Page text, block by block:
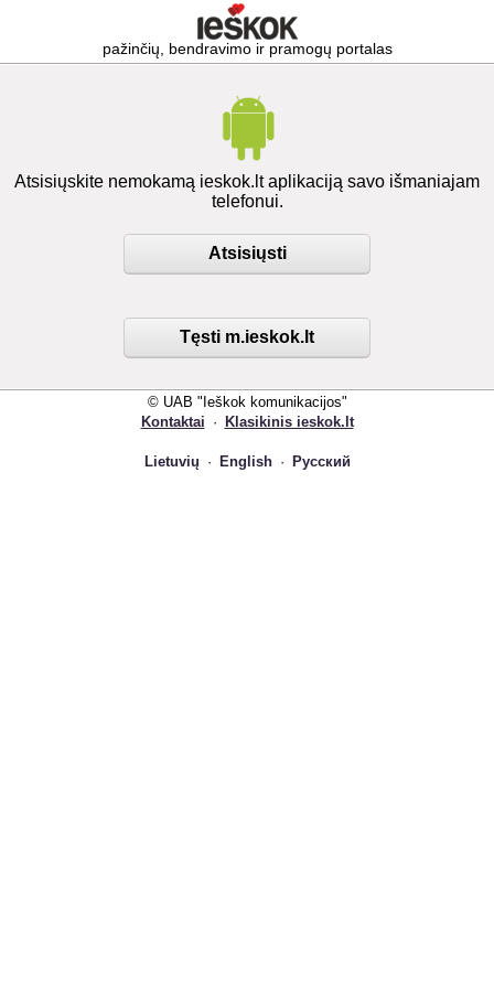
pažinčių, bendravimo ir pramogų portalas
Atsisiųskite nemokamą ieskok.lt aplikaciją savo išmaniajam
telefonui.
Atsisiųsti
Tęsti m.ieskok.lt
© UAB "Ieškok komunikacijos"
Kontaktai · Klasikinis ieskok.lt
Lietuvių · English · Русский